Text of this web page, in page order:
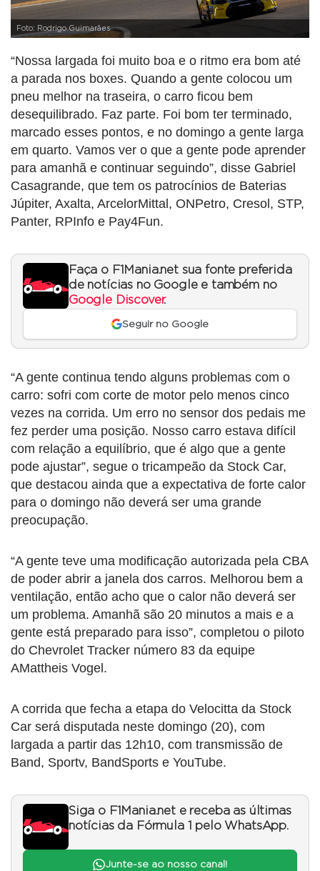
Foto: Rodrigo Guimarães
“Nossa largada foi muito boa e o ritmo era bom até
a parada nos boxes. Quando a gente colocou um
pneu melhor na traseira, o carro ficou bem
desequilibrado. Faz parte. Foi bom ter terminado,
marcado esses pontos, e no domingo a gente larga
em quarto. Vamos ver o que a gente pode aprender
para amanhã e continuar seguindo”, disse Gabriel
Casagrande, que tem os patrocínios de Baterias
Júpiter, Axalta, ArcelorMittal, ONPetro, Cresol, STP,
Panter, RPInfo e Pay4Fun.
Faça o F1Mania.net sua fonte preferida
de notícias no Google e também no
Google Discover.
Seguir no Google
“A gente continua tendo alguns problemas com o
carro: sofri com corte de motor pelo menos cinco
vezes na corrida. Um erro no sensor dos pedais me
fez perder uma posição. Nosso carro estava difícil
com relação a equilíbrio, que é algo que a gente
pode ajustar”, segue o tricampeão da Stock Car,
que destacou ainda que a expectativa de forte calor
para o domingo não deverá ser uma grande
preocupação.
“A gente teve uma modificação autorizada pela CBA
de poder abrir a janela dos carros. Melhorou bem a
ventilação, então acho que o calor não deverá ser
um problema. Amanhã são 20 minutos a mais e a
gente está preparado para isso”, completou o piloto
do Chevrolet Tracker número 83 da equipe
AMattheis Vogel.
A corrida que fecha a etapa do Velocitta da Stock
Car será disputada neste domingo (20), com
largada a partir das 12h10, com transmissão de
Band, Sportv, BandSports e YouTube.
Siga o F1Mania.net e receba as últimas
notícias da Fórmula 1 pelo WhatsApp.
Junte-se ao nosso canal!